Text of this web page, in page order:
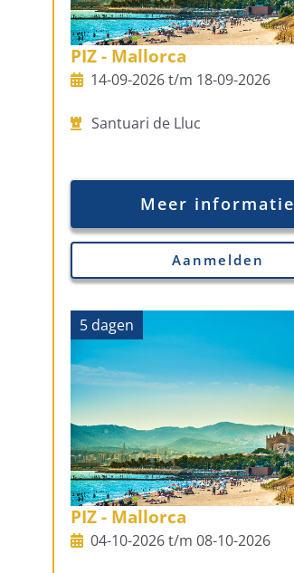
PIZ - Mallorca
14-09-2026 t/m 18-09-2026
Santuari de Lluc
Meer informatie
Aanmelden
5 dagen
PIZ - Mallorca
04-10-2026 t/m 08-10-2026